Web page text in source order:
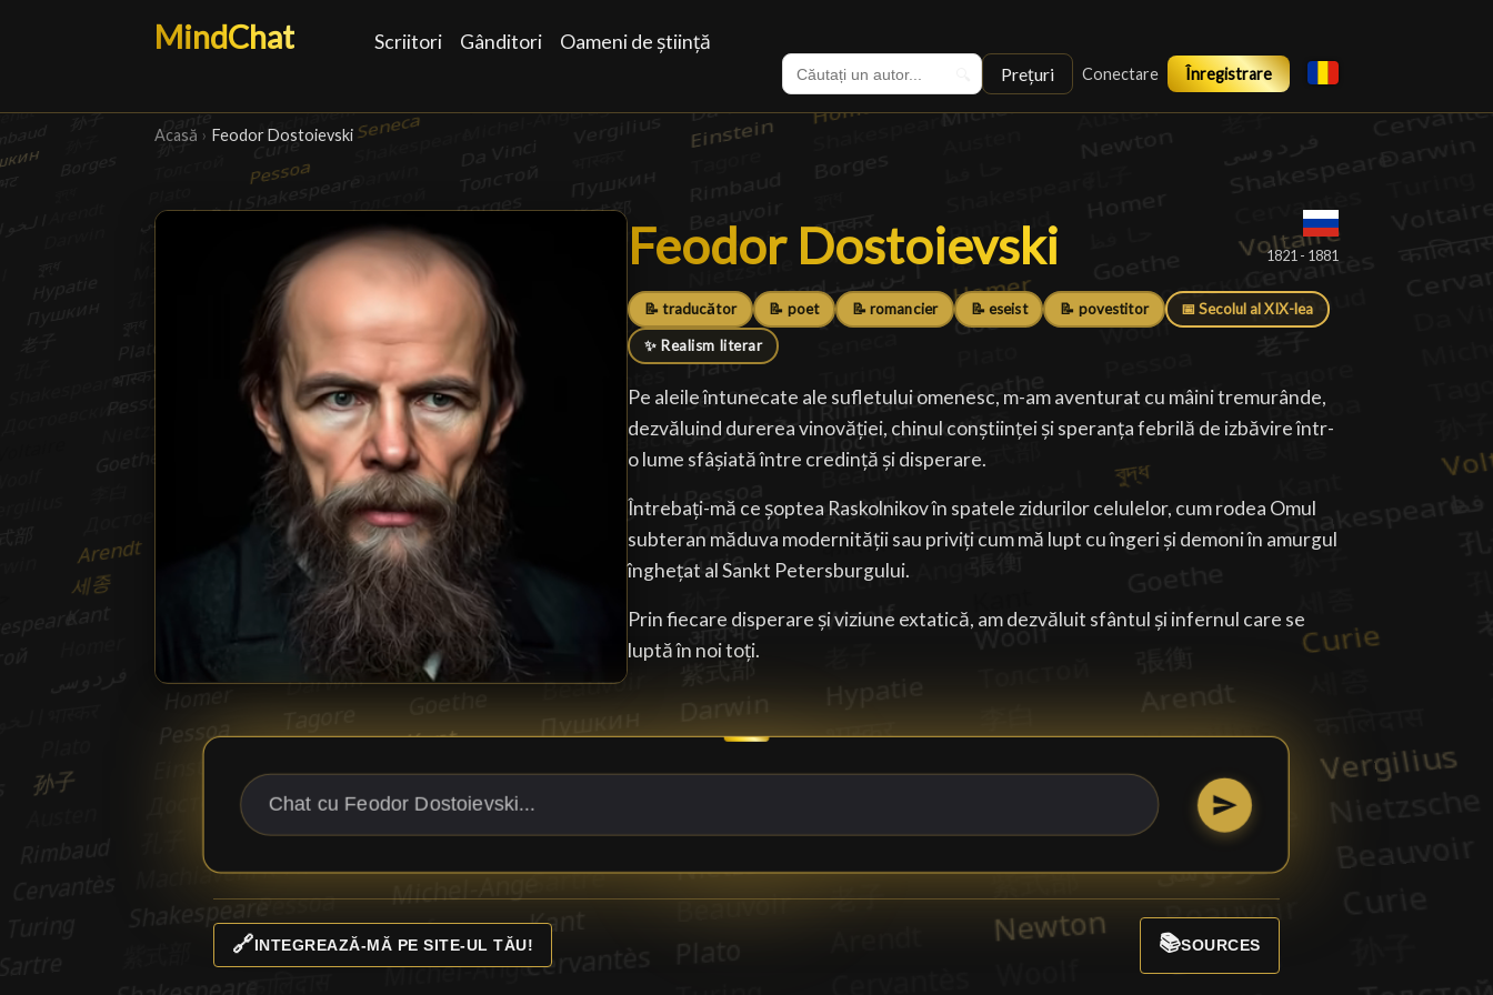
MindChat Scriitori Gânditori Oameni de știință
Prețuri Conectare Înregistrare
Acasă › Feodor Dostoievski
Feodor Dostoievski
Feodor Dostoievski 1821 - 1881
📝 traducător 📝 poet 📝 romancier 📝 eseist 📝 povestitor 📅 Secolul al XIX-lea
✨ Realism literar
Pe aleile întunecate ale sufletului omenesc, m-am aventurat cu mâini tremurânde,
dezvăluind durerea vinovăției, chinul conștiinței și speranța febrilă de izbăvire într-
o lume sfâșiată între credință și disperare.
Întrebați-mă ce șoptea Raskolnikov în spatele zidurilor celulelor, cum rodea Omul
subteran măduva modernității sau priviți cum mă lupt cu îngeri și demoni în amurgul
înghețat al Sankt Petersburgului.
Prin fiecare disperare și viziune extatică, am dezvăluit sfântul și infernul care se
luptă în noi toți.
🔗INTEGREAZĂ-MĂ PE SITE-UL TĂU! 📚SOURCES